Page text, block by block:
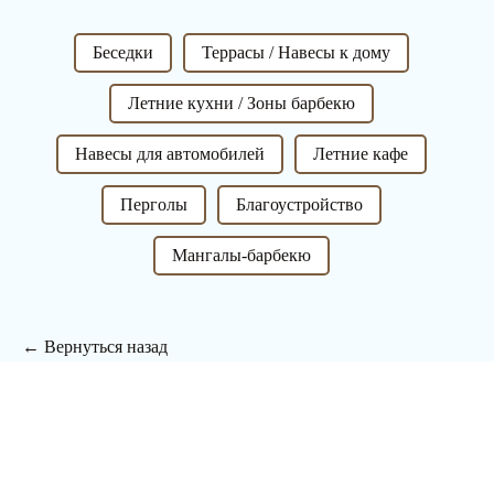
Беседки Террасы / Навесы к дому
Летние кухни / Зоны барбекю
Навесы для автомобилей Летние кафе
Перголы Благоустройство
Мангалы-барбекю
← Вернуться назад